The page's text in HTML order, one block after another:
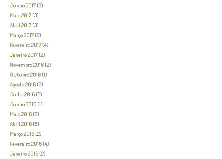
Junho 2017 (3)
Maio 2017 (3)
Abril 2017 (3)
Março 2017 (2)
Fevereiro 2017 (4)
Janeiro 2017 (2)
Novembro 2016 (2)
Outubro 2016 (1)
Agosto 2016 (2)
Julho 2016 (2)
Junho 2016 (1)
Maio 2016 (2)
Abril 2016 (5)
Março 2016 (2)
Fevereiro 2016 (4)
Janeiro 2016 (2)